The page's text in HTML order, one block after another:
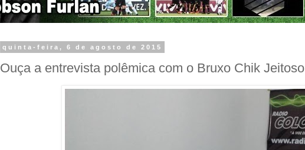
quinta-feira, 6 de agosto de 2015
Ouça a entrevista polêmica com o Bruxo Chik Jeitoso